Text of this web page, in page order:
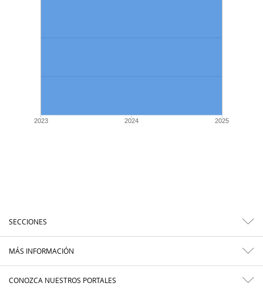
2023 2024 2025
SECCIONES
MÁS INFORMACIÓN
CONOZCA NUESTROS PORTALES